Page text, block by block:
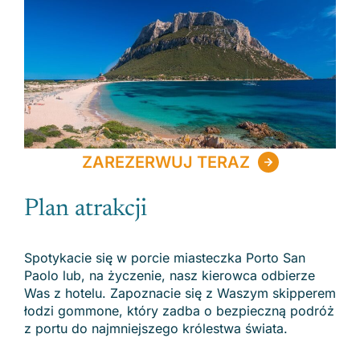
ZAREZERWUJ TERAZ
Plan atrakcji
Spotykacie się w porcie miasteczka Porto San
Paolo lub, na życzenie, nasz kierowca odbierze
Was z hotelu. Zapoznacie się z Waszym skipperem
łodzi gommone, który zadba o bezpieczną podróż
z portu do najmniejszego królestwa świata.